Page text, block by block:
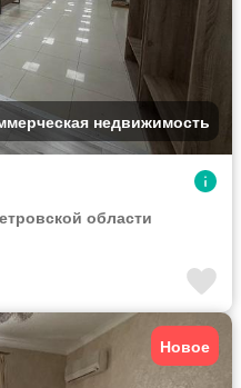
недвижимость
области
Новое